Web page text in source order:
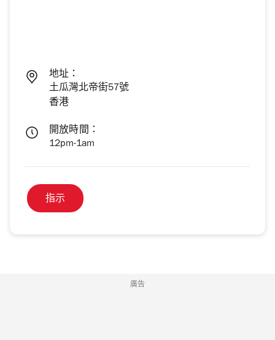
地址：
土瓜灣北帝街57號
香港
開放時間：
12pm-1am
指示
廣告